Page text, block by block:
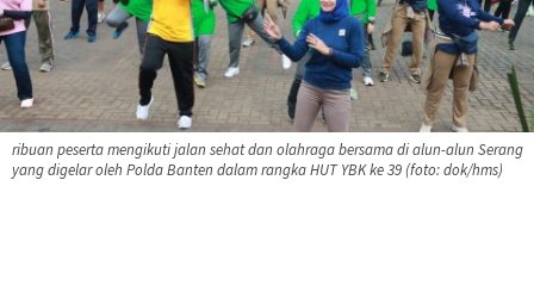
ribuan peserta mengikuti jalan sehat dan olahraga bersama di alun-alun Serang
yang digelar oleh Polda Banten dalam rangka HUT YBK ke 39 (foto: dok/hms)